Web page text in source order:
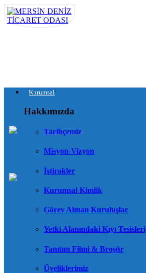
Kurumsal
Hakkımızda
Tarihçemiz
Misyon-Vizyon
İştirakler
Kurumsal Kimlik
Görev Alınan Kuruluşlar
Yetki Alanındaki Kıyı Tesisleri
Tanıtım Filmi & Broşür
Üyeliklerimiz